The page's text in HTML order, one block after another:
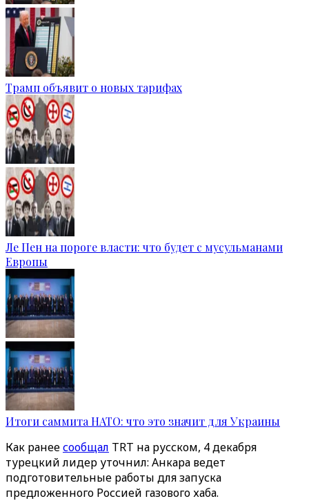
Трамп объявит о новых тарифах
Ле Пен на пороге власти: что будет с мусульманами
Европы
Итоги саммита НАТО: что это значит для Украины
Как ранеесообщал TRT на русском, 4 декабря
турецкий лидер уточнил: Анкара ведет
подготовительные работы для запуска
предложенного Россией газового хаба.